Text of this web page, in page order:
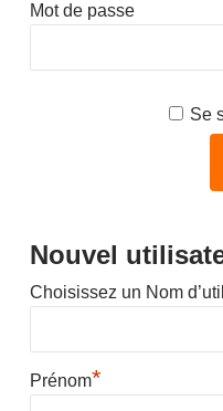
Mot de passe
Se
Nouvel
Choisissez un Nom
Prénom*